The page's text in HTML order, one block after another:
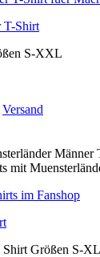
T-Shirt
S-XXL
Versand
Shirt Größen S-XL